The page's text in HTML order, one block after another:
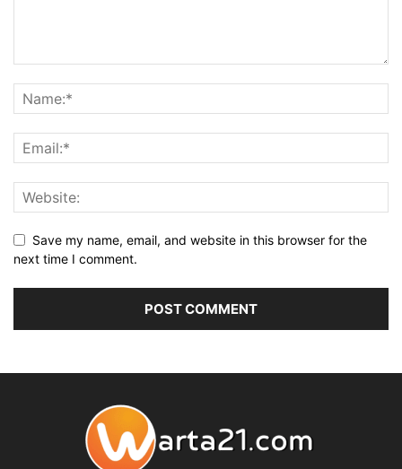
Save my name, email, and website in this browser for the
next time I comment.